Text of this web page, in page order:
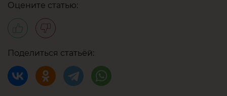
Оцените статью:
Поделиться статьёй: